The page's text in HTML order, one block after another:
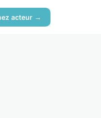
acteur →